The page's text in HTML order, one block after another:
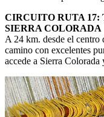
CIRCUITO RUTA 17:
SIERRA COLORADA
A 24 km. desde el
camino con excelentes
accede a Sierra